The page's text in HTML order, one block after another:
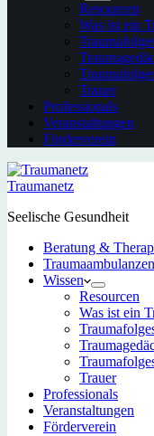
Resourcen
Was ist ein
Trauer
Professionals
Veranstaltungen
Förderverein
Traumanetz
Seelische Gesundheit
Beratung &
Wissen
Resourcen
Was ist ein
Trauer
Professionals
Veranstaltungen
Förderverein